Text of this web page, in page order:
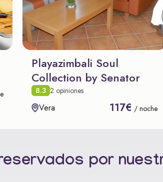
Playazimbali Soul
Collection by Senator
8.3 2 opiniones
Vera 117€ / noche
por